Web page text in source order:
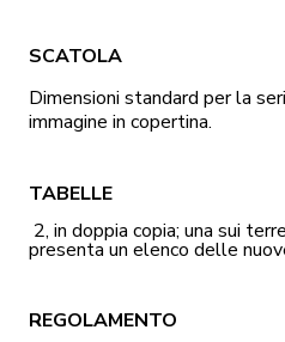
SCATOLA
Dimensioni standard per la
immagine in copertina.
TABELLE
2, in doppia copia; una sui
presenta un elenco delle
REGOLAMENTO